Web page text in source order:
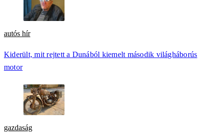
autós hír
Kiderült, mit rejtett a Dunából kiemelt második világháborús
motor
gazdaság